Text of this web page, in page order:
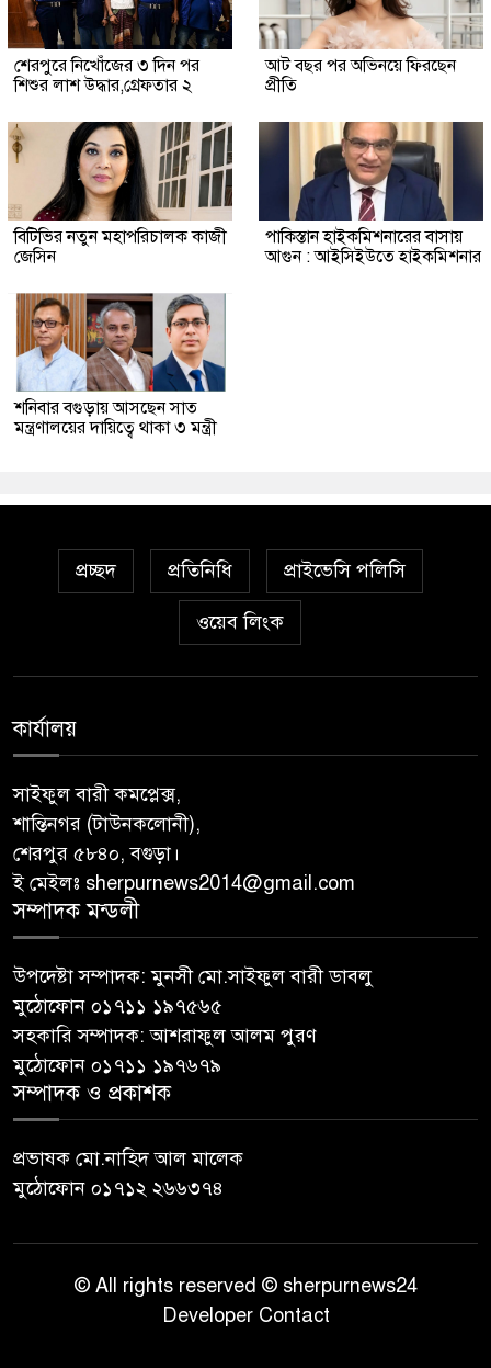
শেরপুরে নিখোঁজের ৩ দিন পর
শিশুর লাশ উদ্ধার,গ্রেফতার ২
আট বছর পর অভিনয়ে ফিরছেন
প্রীতি
বিটিভির নতুন মহাপরিচালক কাজী
জেসিন
পাকিস্তান হাইকমিশনারের বাসায়
আগুন : আইসিইউতে হাইকমিশনার
শনিবার বগুড়ায় আসছেন সাত
মন্ত্রণালয়ের দায়িত্বে থাকা ৩ মন্ত্রী
প্রচ্ছদ প্রতিনিধি প্রাইভেসি পলিসি
ওয়েব লিংক
কার্যালয়
সাইফুল বারী কমপ্লেক্স,
শান্তিনগর (টাউনকলোনী),
শেরপুর ৫৮৪০, বগুড়া।
ই মেইলঃ sherpurnews2014@gmail.com
সম্পাদক মন্ডলী
উপদেষ্টা সম্পাদক: মুনসী মো.সাইফুল বারী ডাবলু
মুঠোফোন ০১৭১১ ১৯৭৫৬৫
সহকারি সম্পাদক: আশরাফুল আলম পুরণ
মুঠোফোন ০১৭১১ ১৯৭৬৭৯
সম্পাদক ও প্রকাশক
প্রভাষক মো.নাহিদ আল মালেক
মুঠোফোন ০১৭১২ ২৬৬৩৭৪
© All rights reserved © sherpurnews24
Developer Contact